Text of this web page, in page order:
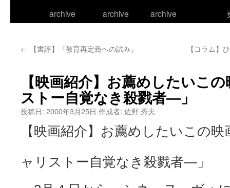
archive
archive
archive
← 【書評】『教育再定義への試み』 【コラム】
【映画紹介】お薦めしたいこ
ストー自覚なき殺戮者―」
投稿日: 2000年3月25日 作成者: 佐野 秀夫
【映画紹介】お薦めしたいこの映
ャリストー自覚なき殺戮者―」